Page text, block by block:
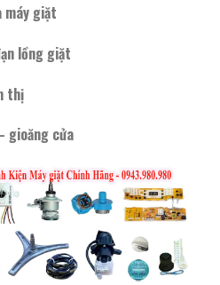
máy giặt
lồng giặt
thị
gioăng cửa